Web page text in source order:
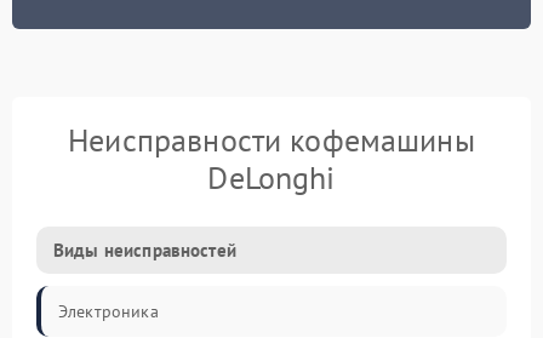
Неисправности кофемашины
DeLonghi
Виды неисправностей
Электроника